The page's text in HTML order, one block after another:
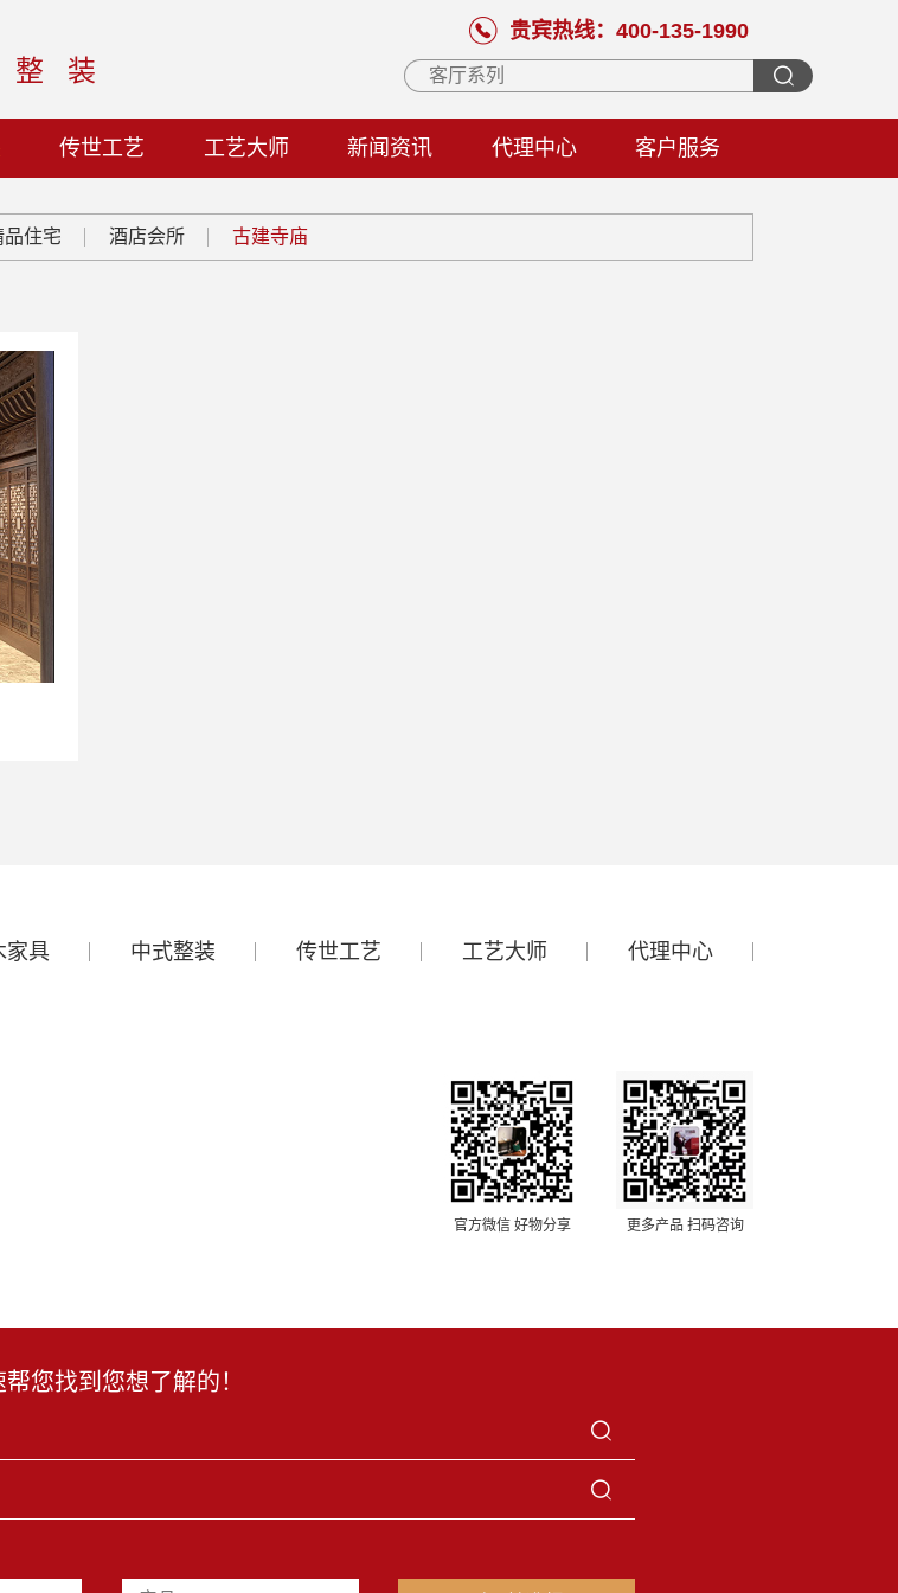
整装
贵宾热线：400-135-1990
传世工艺 工艺大师 新闻资讯 代理中心 客户服务
品住宅 酒店会所 古建寺庙
家具 中式整装 传世工艺 工艺大师 代理中心
官方微信 好物分享 更多产品 扫码咨询
您找到您想了解的！